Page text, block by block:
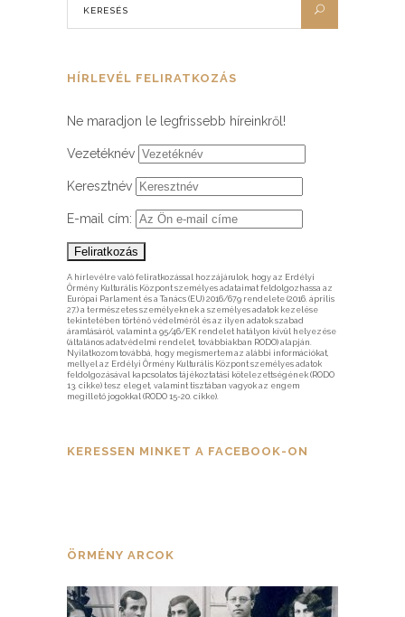
HÍRLEVÉL FELIRATKOZÁS
Ne maradjon le legfrissebb híreinkről!
Vezetéknév
Keresztnév
E-mail cím:
A hírlevélre való feliratkozással hozzájárulok, hogy az Erdélyi
Örmény Kulturális Központ személyes adataimat feldolgozhassa az
Európai Parlament és a Tanács (EU) 2016/679 rendelete (2016. április
27.) a természetes személyeknek a személyes adatok kezelése
tekintetében történő védelméről és az ilyen adatok szabad
áramlásáról, valamint a 95/46/EK rendelet hatályon kívül helyezése
(általános adatvédelmi rendelet, továbbiakban RODO) alapján.
Nyilatkozom továbbá, hogy megismertem az alábbi információkat,
mellyel az Erdélyi Örmény Kulturális Központ személyes adatok
feldolgozásával kapcsolatos tájékoztatási kötelezettségének (RODO
13. cikke) tesz eleget, valamint tisztában vagyok az engem
megillető jogokkal (RODO 15-20. cikke).
KERESSEN MINKET A FACEBOOK-ON
ÖRMÉNY ARCOK